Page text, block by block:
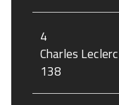
4
Charles Leclerc
138